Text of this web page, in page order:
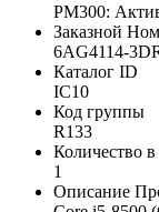
PM300:
Заказной
6AG4114-
Каталог ID
IC10
Код группы
R133
Количество в
1
Описание